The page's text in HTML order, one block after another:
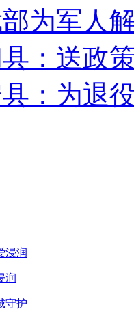
为军人
：送政
：为退
润